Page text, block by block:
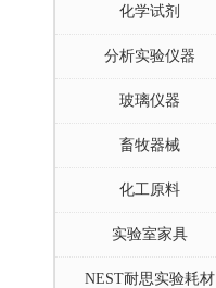
化学试剂
分析实验仪器
玻璃仪器
畜牧器械
化工原料
实验室家具
NEST耐思实验耗材